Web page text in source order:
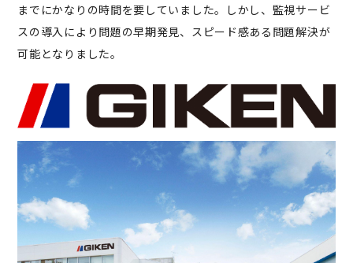
までにかなりの時間を要していました。しかし、監視サービ
スの導入により問題の早期発見、スピード感ある問題解決が
可能となりました。